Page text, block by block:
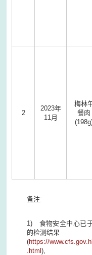
2
2023年
11 月
梅林
餐肉
备注:
1) 食物安全中心已
的检测结果
(https://
.html),